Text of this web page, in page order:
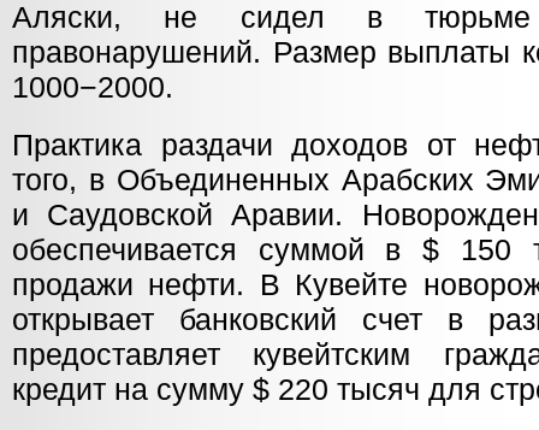
Аляски, не сидел в
правонарушений. Размер выплаты
1000−2000.
Практика раздачи доходов от
того, в Объединенных Арабских
и Саудовской Аравии.
обеспечивается суммой в $ 150
продажи нефти. В Кувейте
открывает банковский счет в
предоставляет кувейтским
кредит на сумму $ 220 тысяч для